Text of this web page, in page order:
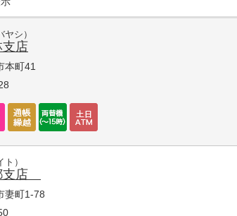
ヤシ）
支店
本町41
ト）
支店
妻町1-78